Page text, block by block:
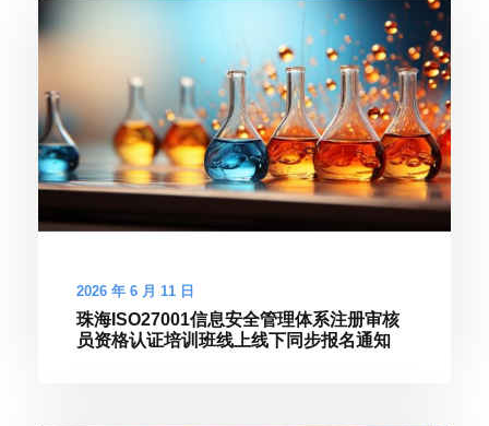
2026 年 6 月 11 日
珠海ISO27001信息安全管理体系注册审核
员资格认证培训班线上线下同步报名通知